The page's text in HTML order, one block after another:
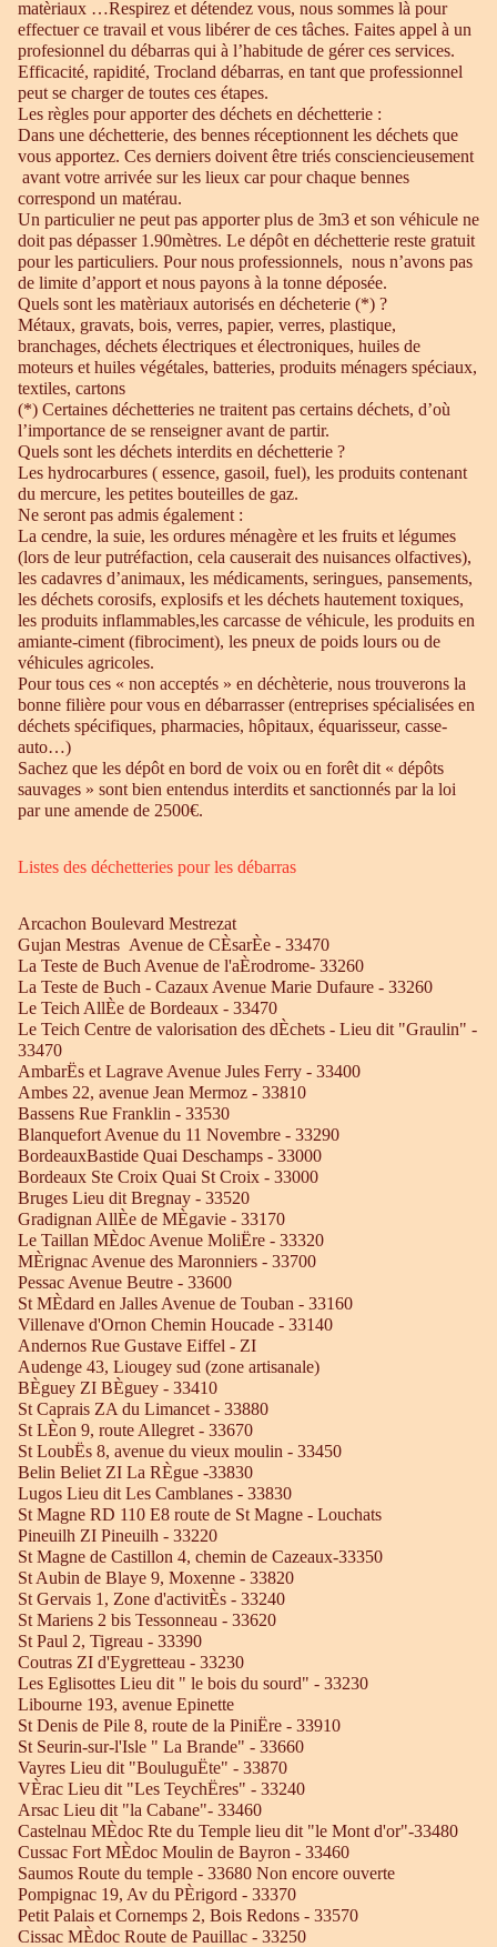
matèriaux …Respirez et détendez vous, nous sommes là pour
effectuer ce travail et vous libérer de ces tâches. Faites appel à un
profesionnel du débarras qui à l’habitude de gérer ces services.
Efficacité, rapidité, Trocland débarras, en tant que professionnel
peut se charger de toutes ces étapes.
Les règles pour apporter des déchets en déchetterie :
Dans une déchetterie, des bennes réceptionnent les déchets que
vous apportez. Ces derniers doivent être triés consciencieusement
avant votre arrivée sur les lieux car pour chaque bennes
correspond un matérau.
Un particulier ne peut pas apporter plus de 3m3 et son véhicule ne
doit pas dépasser 1.90mètres. Le dépôt en déchetterie reste gratuit
pour les particuliers. Pour nous professionnels, nous n’avons pas
de limite d’apport et nous payons à la tonne déposée.
Quels sont les matèriaux autorisés en décheterie (*) ?
Métaux, gravats, bois, verres, papier, verres, plastique,
branchages, déchets électriques et électroniques, huiles de
moteurs et huiles végétales, batteries, produits ménagers spéciaux,
textiles, cartons
(*) Certaines déchetteries ne traitent pas certains déchets, d’où
l’importance de se renseigner avant de partir.
Quels sont les déchets interdits en déchetterie ?
Les hydrocarbures ( essence, gasoil, fuel), les produits contenant
du mercure, les petites bouteilles de gaz.
Ne seront pas admis également :
La cendre, la suie, les ordures ménagère et les fruits et légumes
(lors de leur putréfaction, cela causerait des nuisances olfactives),
les cadavres d’animaux, les médicaments, seringues, pansements,
les déchets corosifs, explosifs et les déchets hautement toxiques,
les produits inflammables,les carcasse de véhicule, les produits en
amiante-ciment (fibrociment), les pneux de poids lours ou de
véhicules agricoles.
Pour tous ces « non acceptés » en déchèterie, nous trouverons la
bonne filière pour vous en débarrasser (entreprises spécialisées en
déchets spécifiques, pharmacies, hôpitaux, équarisseur, casse-
auto…)
Sachez que les dépôt en bord de voix ou en forêt dit « dépôts
sauvages » sont bien entendus interdits et sanctionnés par la loi
par une amende de 2500€.
Listes des déchetteries pour les débarras
Arcachon Boulevard Mestrezat
Gujan Mestras Avenue de CÈsarÈe - 33470
La Teste de Buch Avenue de l'aÈrodrome- 33260
La Teste de Buch - Cazaux Avenue Marie Dufaure - 33260
Le Teich AllÈe de Bordeaux - 33470
Le Teich Centre de valorisation des dÈchets - Lieu dit "Graulin" -
33470
AmbarËs et Lagrave Avenue Jules Ferry - 33400
Ambes 22, avenue Jean Mermoz - 33810
Bassens Rue Franklin - 33530
Blanquefort Avenue du 11 Novembre - 33290
BordeauxBastide Quai Deschamps - 33000
Bordeaux Ste Croix Quai St Croix - 33000
Bruges Lieu dit Bregnay - 33520
Gradignan AllÈe de MÈgavie - 33170
Le Taillan MÈdoc Avenue MoliËre - 33320
MÈrignac Avenue des Maronniers - 33700
Pessac Avenue Beutre - 33600
St MÈdard en Jalles Avenue de Touban - 33160
Villenave d'Ornon Chemin Houcade - 33140
Andernos Rue Gustave Eiffel - ZI
Audenge 43, Liougey sud (zone artisanale)
BÈguey ZI BÈguey - 33410
St Caprais ZA du Limancet - 33880
St LÈon 9, route Allegret - 33670
St LoubËs 8, avenue du vieux moulin - 33450
Belin Beliet ZI La RÈgue -33830
Lugos Lieu dit Les Camblanes - 33830
St Magne RD 110 E8 route de St Magne - Louchats
Pineuilh ZI Pineuilh - 33220
St Magne de Castillon 4, chemin de Cazeaux-33350
St Aubin de Blaye 9, Moxenne - 33820
St Gervais 1, Zone d'activitÈs - 33240
St Mariens 2 bis Tessonneau - 33620
St Paul 2, Tigreau - 33390
Coutras ZI d'Eygretteau - 33230
Les Eglisottes Lieu dit " le bois du sourd" - 33230
Libourne 193, avenue Epinette
St Denis de Pile 8, route de la PiniËre - 33910
St Seurin-sur-l'Isle " La Brande" - 33660
Vayres Lieu dit "BouluguËte" - 33870
VÈrac Lieu dit "Les TeychËres" - 33240
Arsac Lieu dit "la Cabane"- 33460
Castelnau MÈdoc Rte du Temple lieu dit "le Mont d'or"-33480
Cussac Fort MÈdoc Moulin de Bayron - 33460
Saumos Route du temple - 33680 Non encore ouverte
Pompignac 19, Av du PÈrigord - 33370
Petit Palais et Cornemps 2, Bois Redons - 33570
Cissac MÈdoc Route de Pauillac - 33250